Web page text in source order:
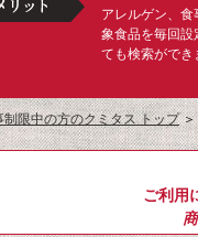
アレルゲン、食
象食品を毎回設
ても検索ができ
限中の方のクミタス トップ＞
ご利用